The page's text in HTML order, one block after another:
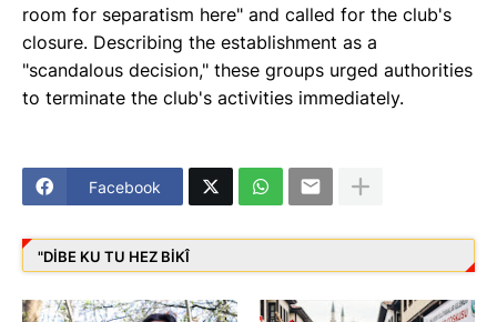
room for separatism here" and called for the club's
closure. Describing the establishment as a
"scandalous decision," these groups urged authorities
to terminate the club's activities immediately.
Facebook
"DIBE KU TU HEZ BIKÎ